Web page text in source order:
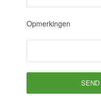
s
e
e
t
Opmerkingen